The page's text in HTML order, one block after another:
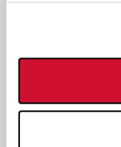
Bewerbung als
Bewerbung als